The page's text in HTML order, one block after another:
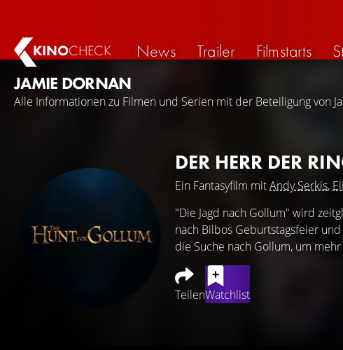
KINOCHECK News Trailer Filmstarts
JAMIE DORNAN
Alle Informationen zu Filmen und Serien mit der Beteiligung von
DER HERR DER
Ein Fantasyfilm mitAndy Serkis,
TeilenWatchlist
"Die Jagd nach Gollum" wird
nach Bilbos Geburtstagsfeier
die Suche nach Gollum, um